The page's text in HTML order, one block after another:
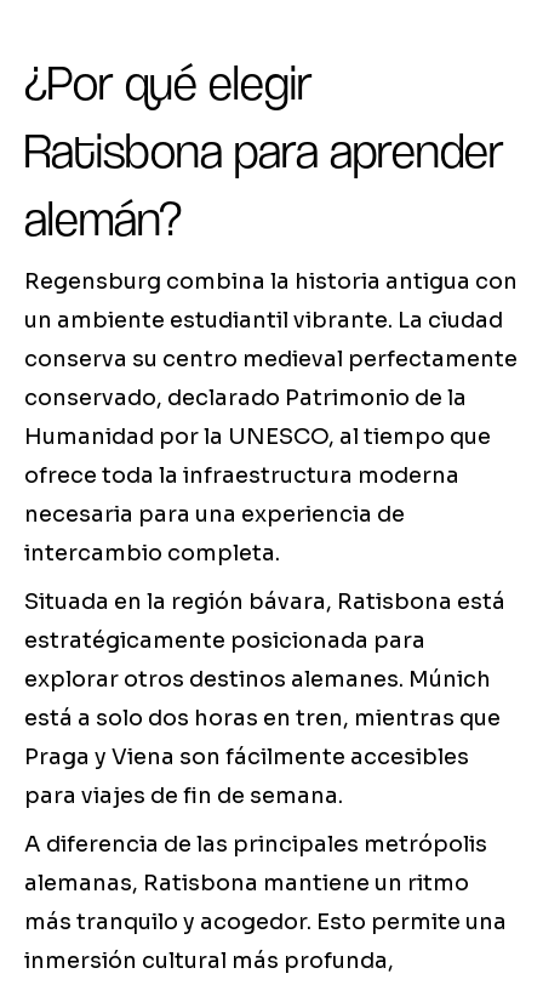
¿Por qué elegir
Ratisbona para aprender
alemán?
Regensburg combina la historia antigua con
un ambiente estudiantil vibrante. La ciudad
conserva su centro medieval perfectamente
conservado, declarado Patrimonio de la
Humanidad por la UNESCO, al tiempo que
ofrece toda la infraestructura moderna
necesaria para una experiencia de
intercambio completa.
Situada en la región bávara, Ratisbona está
estratégicamente posicionada para
explorar otros destinos alemanes. Múnich
está a solo dos horas en tren, mientras que
Praga y Viena son fácilmente accesibles
para viajes de fin de semana.
A diferencia de las principales metrópolis
alemanas, Ratisbona mantiene un ritmo
más tranquilo y acogedor. Esto permite una
inmersión cultural más profunda,